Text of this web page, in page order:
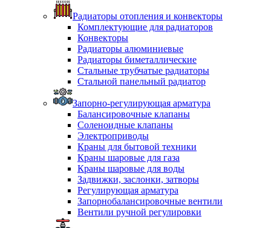
Радиаторы отопления и конвекторы
Комплектующие для радиаторов
Конвекторы
Радиаторы алюминиевые
Радиаторы биметаллические
Стальные трубчатые радиаторы
Стальной панельный радиатор
Запорно-регулирующая арматура
Балансировочные клапаны
Соленоидные клапаны
Электроприводы
Краны для бытовой техники
Краны шаровые для газа
Краны шаровые для воды
Задвижки, заслонки, затворы
Регулирующая арматура
Запорнобалансировочные вентили
Вентили ручной регулировки